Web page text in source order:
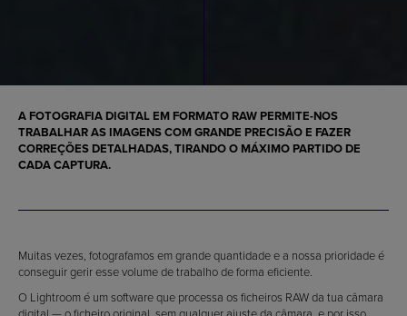
A FOTOGRAFIA DIGITAL EM FORMATO RAW PERMITE-NOS
TRABALHAR AS IMAGENS COM GRANDE PRECISÃO E FAZER
CORREÇÕES DETALHADAS, TIRANDO O MÁXIMO PARTIDO DE
CADA CAPTURA.
Muitas vezes, fotografamos em grande quantidade e a nossa prioridade é
conseguir gerir esse volume de trabalho de forma eficiente.
O Lightroom é um software que processa os ficheiros RAW da tua câmara